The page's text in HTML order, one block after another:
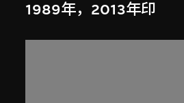
1989年，2013年印